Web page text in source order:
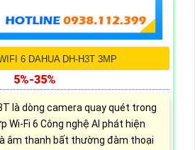
6 DAHUA DH-H3T 3MP
5%-35%
là dòng camera quay quét trong
Wi-Fi 6 Công nghệ AI phát hiện
âm thanh bất thường đàm thoại